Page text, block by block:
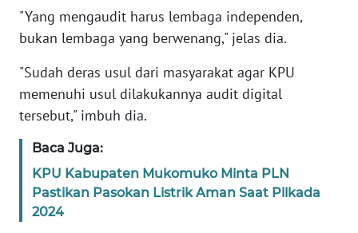
"Yang mengaudit harus lembaga independen,
bukan lembaga yang berwenang," jelas dia.
"Sudah deras usul dari masyarakat agar KPU
memenuhi usul dilakukannya audit digital
tersebut," imbuh dia.
Baca Juga:
KPU Kabupaten Mukomuko Minta PLN
Pastikan Pasokan Listrik Aman Saat Pilkada
2024
SIBER
KARIR
Wahana
Regional